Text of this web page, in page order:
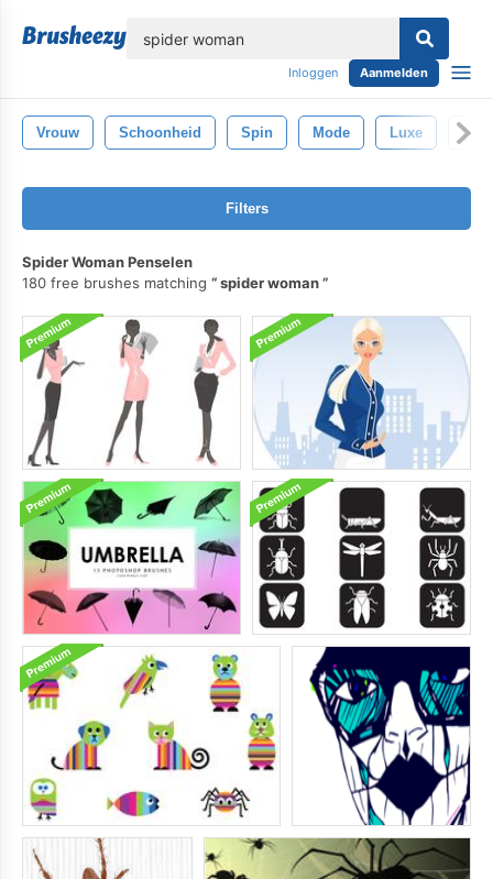
Inloggen Aanmelden
Vrouw Schoonheid Spin Mode Luxe
Filters
Spider Woman Penselen
180 free brushes matching
spider woman